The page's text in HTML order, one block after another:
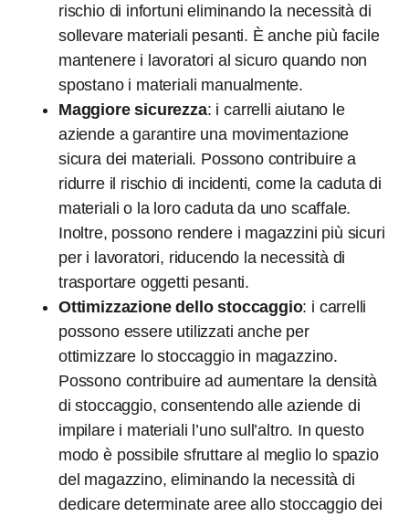
rischio di infortuni eliminando la necessità di
sollevare materiali pesanti. È anche più facile
mantenere i lavoratori al sicuro quando non
spostano i materiali manualmente.
Maggiore sicurezza: i carrelli aiutano le
aziende a garantire una movimentazione
sicura dei materiali. Possono contribuire a
ridurre il rischio di incidenti, come la caduta di
materiali o la loro caduta da uno scaffale.
Inoltre, possono rendere i magazzini più sicuri
per i lavoratori, riducendo la necessità di
trasportare oggetti pesanti.
Ottimizzazione dello stoccaggio: i carrelli
possono essere utilizzati anche per
ottimizzare lo stoccaggio in magazzino.
Possono contribuire ad aumentare la densità
di stoccaggio, consentendo alle aziende di
impilare i materiali l’uno sull’altro. In questo
modo è possibile sfruttare al meglio lo spazio
del magazzino, eliminando la necessità di
dedicare determinate aree allo stoccaggio dei